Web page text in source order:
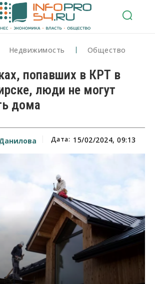
Недвижимость Общество
попавших в КРТ в
люди не могут
дома
Дата: 15/02/2024, 09:13